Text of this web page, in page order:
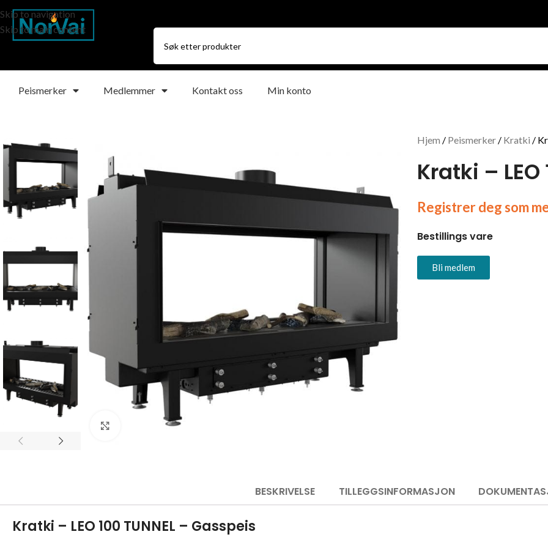
Skip to navigation
Skip to main content
Peismerker Medlemmer Kontakt oss Min konto
Click to enlarge
Hjem Peismerker Kratki
Kratki – LEO
Registrer deg som
Bestillings vare
Bli medlem
BESKRIVELSE TILLEGGSINFORMASJON
Kratki – LEO 100 TUNNEL – Gasspeis